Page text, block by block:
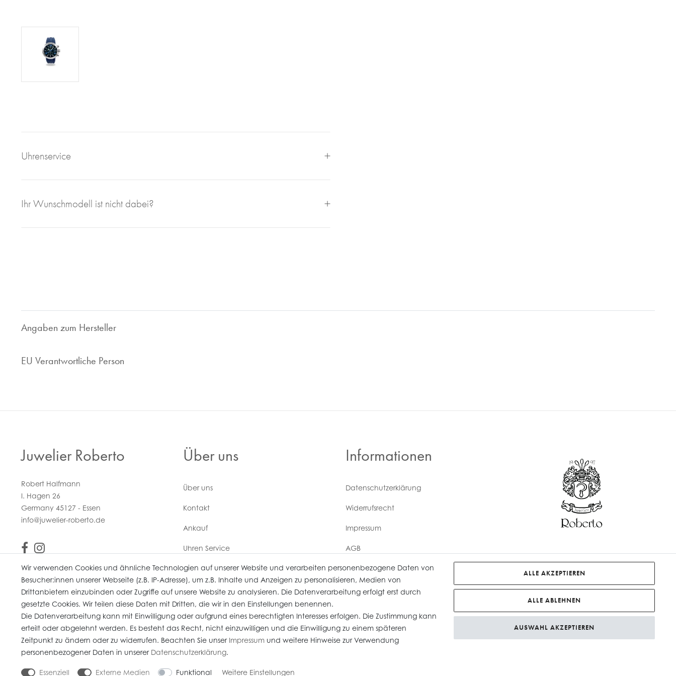
Uhrenservice
Mit großem Engagement, Sachverstand und viel eigener Freude an schönen Uhren
sorgen wir für einen einwandfreien Uhrenservice bei Juwelier Roberto.
Ihr Wunschmodell ist nicht dabei?
Angaben zum Hersteller
EU Verantwortliche Person
Juwelier Roberto
Robert Halfmann
I. Hagen 26
Germany 45127 - Essen
info@juwelier-roberto.de
Über uns
Über uns
Kontakt
Ankauf
Uhren Service
Vertrag widerrufen
Informationen
Daten­schutz­erklärung
Widerrufs­recht
Impressum
AGB
Versandkosten
* Alle Preise verstehen sich inkl. gesetzl. MwSt. Gebrauchte Artikel (Artikel im Kundenauftrag) sind nach § 25 A UStG besteuert, die MwSt ist nicht ausweisbar. Alle Preise zzgl.
Versandkosten
© copyright 2026 Juwelier Roberto / Alle Rechte vorbehalten / Unser E-Commerce-Partner: Heiter.net
Wir verwenden Cookies und ähnliche Technologien auf unserer Website und verarbeiten personenbezogene Daten von
Besucher:innen unserer Webseite (z.B. IP-Adresse), um z.B. Inhalte und Anzeigen zu personalisieren, Medien von
Drittanbietern einzubinden oder Zugriffe auf unsere Website zu analysieren. Die Datenverarbeitung erfolgt erst durch
gesetzte Cookies. Wir teilen diese Daten mit Dritten, die wir in den Einstellungen benennen.
Die Datenverarbeitung kann mit Einwilligung oder aufgrund eines berechtigten Interesses erfolgen. Die Zustimmung kann
erteilt oder abgelehnt werden. Es besteht das Recht, nicht einzuwilligen und die Einwilligung zu einem späteren
Zeitpunkt zu ändern oder zu widerrufen. Beachten Sie unser Impressumund weitere Hinweise zur Verwendung
personenbezogener Daten in unserer Daten­schutz­erklärung.
Essenziell Externe Medien Funktional Weitere Einstellungen
ALLE AKZEPTIEREN
ALLE ABLEHNEN
AUSWAHL AKZEPTIEREN